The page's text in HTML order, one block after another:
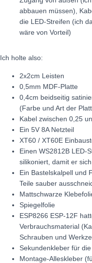
abbauen müssen),
die LED-Streifen (ich
wäre von Vorteil)
Ich holte also:
2x2cm Leisten
0,5mm MDF-Platte
0,4cm beidseitig
(Farbe und Art der
Kabel zwischen 0,25
Ein 5V 8A Netzteil
XT60 / XT60E
Einen WS2812B LED-
silikoniert, damit er
Ein Bastelskalpell und
Teile sauber
Mattschwarze
Spiegelfolie
ESP8266 ESP-12F
Verbrauchsmaterial
Schrauben und
Sekundenkleber für
Montage-Alleskleber